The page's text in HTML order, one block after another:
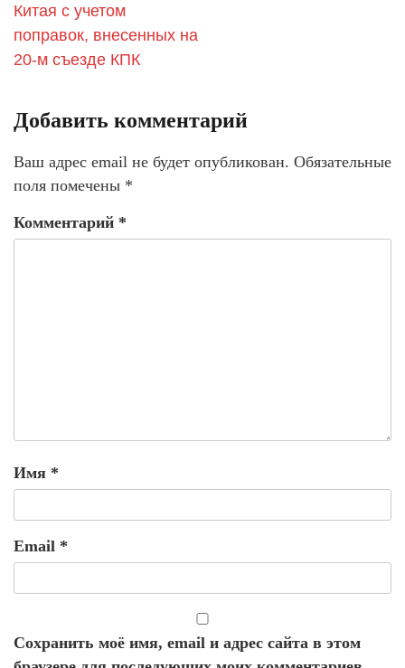
Китая с учетом
поправок, внесенных на
20-м съезде КПК
Добавить комментарий
Ваш адрес email не будет опубликован. Обязательные
поля помечены *
Комментарий *
Имя *
Email *
Сохранить моё имя, email и адрес сайта в этом